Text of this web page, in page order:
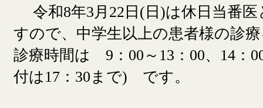
令和8年3月22日(日)は休日当番
すので、中学生以上の患者様の診
診療時間は 9：00～13：00、14：
付は17：30まで) です。